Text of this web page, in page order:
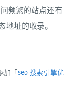
频繁的站点还有
地址的收录。
加「 seo 搜索引擎优